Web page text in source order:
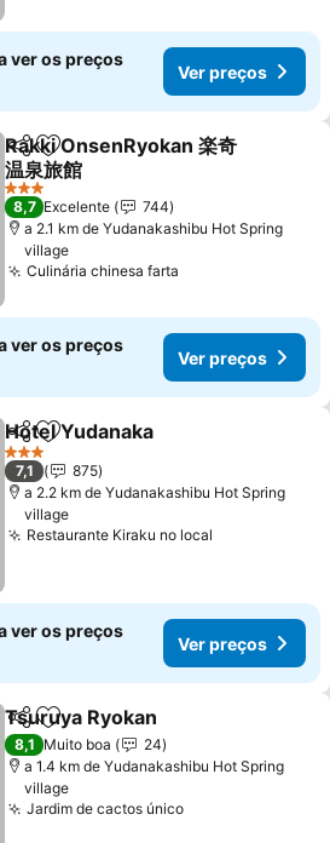
ver os preços
Ver preços
PartilharAdicionar aos favoritos
Rakki OnsenRyokan 楽奇
温泉旅館
Ver preços
3 Estrelas
8,7 Excelente
744
a 2.1 km de Yudanakashibu Hot Spring
village
Culinária chinesa farta
ver os preços
Ver preços
PartilharAdicionar aos favoritos
Hotel Yudanaka
3 Estrelas
7,1
875
a 2.2 km de Yudanakashibu Hot Spring
village
Restaurante Kiraku no local
ver os preços
Ver preços
PartilharAdicionar aos favoritos
Tsuruya Ryokan
8,1 Muito boa
24
a 1.4 km de Yudanakashibu Hot Spring
village
Jardim de cactos únicoVer preços